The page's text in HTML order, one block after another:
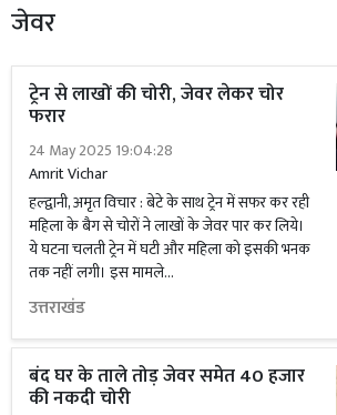
जेवर
ट्रेन से लाखों की चोरी, जेवर लेकर चोर
फरार
24 May 2025 19:04:28
Amrit Vichar
हल्द्वानी, अमृत विचार : बेटे के साथ ट्रेन में सफर कर रही
महिला के बैग से चोरों ने लाखों के जेवर पार कर लिये।
ये घटना चलती ट्रेन में घटी और महिला को इसकी भनक
तक नहीं लगी। इस मामले...
उत्तराखंड
बंद घर के ताले तोड़ जेवर समेत 40 हजार
की नकदी चोरी